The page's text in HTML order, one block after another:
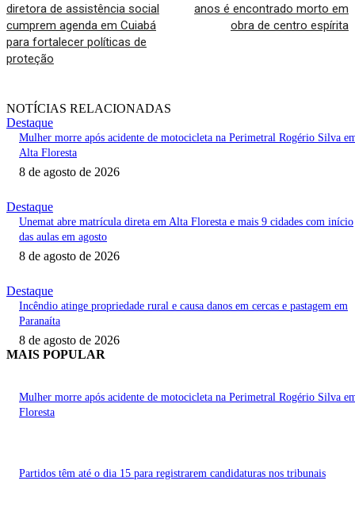
diretora de assistência social
cumprem agenda em Cuiabá
para fortalecer políticas de
proteção
anos é encontrado morto em
obra de centro espírita
NOTÍCIAS RELACIONADAS
Destaque
Mulher morre após acidente de motocicleta na Perimetral Rogério Silva
Alta Floresta
8 de agosto de 2026
Destaque
Unemat abre matrícula direta em Alta Floresta e mais 9 cidades com início
das aulas em agosto
8 de agosto de 2026
Destaque
Incêndio atinge propriedade rural e causa danos em cercas e pastagem em
Paranaíta
8 de agosto de 2026
MAIS POPULAR
Mulher morre após acidente de motocicleta na Perimetral Rogério Silva
Floresta
Partidos têm até o dia 15 para registrarem candidaturas nos tribunais